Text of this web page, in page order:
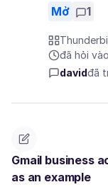
Mở 1
đã hỏi
davidđã
Gmail business
as an example